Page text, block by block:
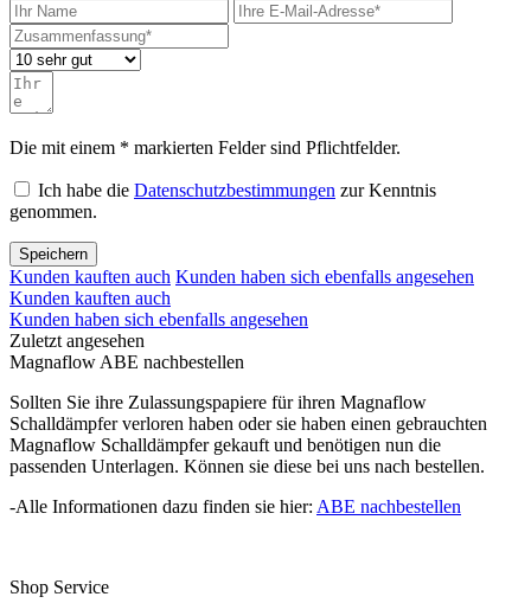
Die mit einem * markierten Felder sind Pflichtfelder.
Ich habe die Datenschutzbestimmungen zur Kenntnis
genommen.
Speichern
Kunden kauften auch Kunden haben sich ebenfalls angesehen
Kunden kauften auch
Kunden haben sich ebenfalls angesehen
Zuletzt angesehen
Magnaflow ABE nachbestellen
Sollten Sie ihre Zulassungspapiere für ihren Magnaflow
Schalldämpfer verloren haben oder sie haben einen gebrauchten
Magnaflow Schalldämpfer gekauft und benötigen nun die
passenden Unterlagen. Können sie diese bei uns nach bestellen.
-Alle Informationen dazu finden sie hier: ABE nachbestellen
Shop Service